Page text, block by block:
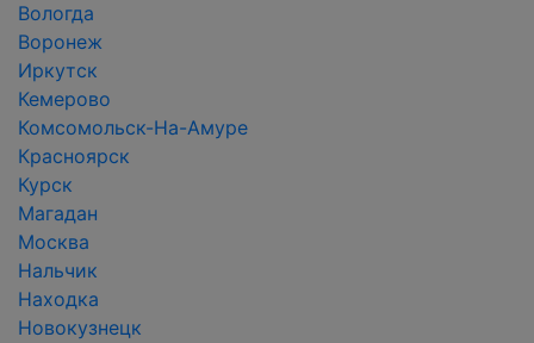
Вологда
Воронеж
Иркутск
Кемерово
Комсомольск-На-Амуре
Красноярск
Курск
Магадан
Москва
Нальчик
Находка
Новокузнецк